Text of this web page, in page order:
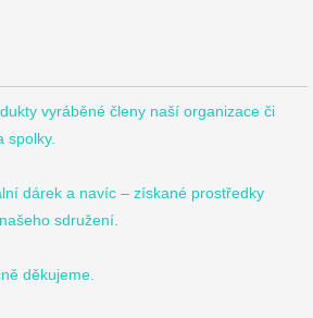
vyráběné členy naší organizace či
spolky.
dárek a navíc – získané prostředky
sdružení.
děkujeme.